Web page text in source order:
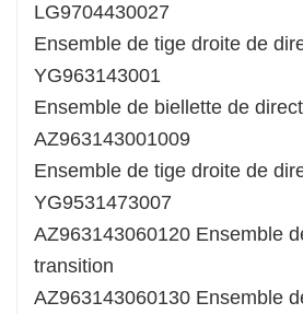
LG9704430027
Ensemble de tige droite de
YG963143001
Ensemble de biellette de
AZ963143001009
Ensemble de tige droite de
YG9531473007
AZ963143060120 Ensemble
transition
AZ963143060130 Ensemble